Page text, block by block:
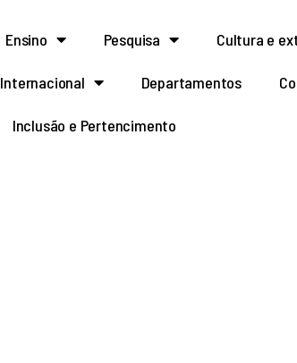
Ensino Pesquisa Cultura e
Internacional Departamentos
Inclusão e Pertencimento